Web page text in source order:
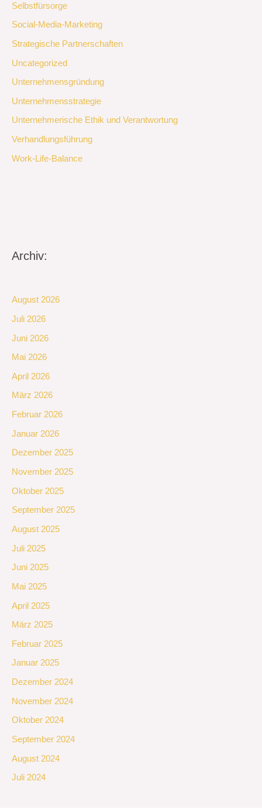
Selbstfürsorge
Social-Media-Marketing
Strategische Partnerschaften
Uncategorized
Unternehmensgründung
Unternehmensstrategie
Unternehmerische Ethik und Verantwortung
Verhandlungsführung
Work-Life-Balance
Archiv:
August 2026
Juli 2026
Juni 2026
Mai 2026
April 2026
März 2026
Februar 2026
Januar 2026
Dezember 2025
November 2025
Oktober 2025
September 2025
August 2025
Juli 2025
Juni 2025
Mai 2025
April 2025
März 2025
Februar 2025
Januar 2025
Dezember 2024
November 2024
Oktober 2024
September 2024
August 2024
Juli 2024